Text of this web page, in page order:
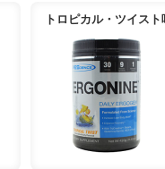
トロピカル・ツイスト